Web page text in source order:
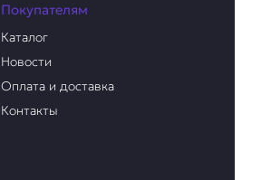
Покупателям
Каталог
Новости
Оплата и доставка
Контакты